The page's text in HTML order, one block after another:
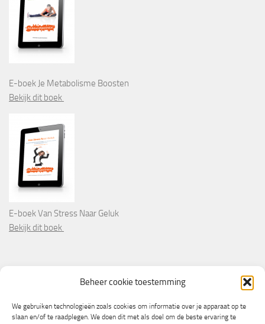
Beheer cookie toestemming
We gebruiken technologieën zoals cookies om informatie over je apparaat op te
slaan en/of te raadplegen. We doen dit met als doel om de beste ervaring te
E-boek Je Metabolisme Boosten
Bekijk dit boek
E-boek Van Stress Naar Geluk
Bekijk dit boek